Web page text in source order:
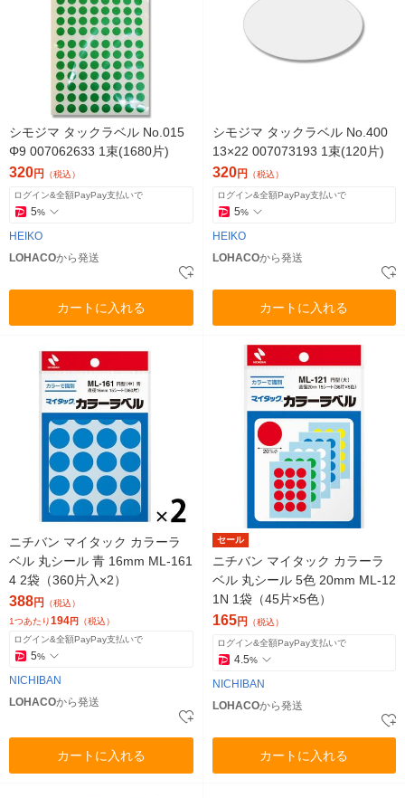
シモジマ タックラベル No.015
Φ9 007062633 1束(1680片)
320円 （税込）
ログイン&全額PayPay支払いで
5%
HEIKO
LOHACOから発送
カートに入れる
シモジマ タックラベル No.400
13×22 007073193 1束(120片)
320円 （税込）
ログイン&全額PayPay支払いで
5%
HEIKO
LOHACOから発送
カートに入れる
ニチバン マイタック カラーラ
ベル 丸シール 青 16mm ML-161
4 2袋（360片入×2）
388円
（税込）
1つあたり194円 （税込）
ログイン&全額PayPay支払いで
5%
NICHIBAN
LOHACOから発送
カートに入れる
セール
ニチバン マイタック カラーラ
ベル 丸シール 5色 20mm ML-12
1N 1袋（45片×5色）
165円 （税込）
ログイン&全額PayPay支払いで
4.5%
NICHIBAN
LOHACOから発送
カートに入れる